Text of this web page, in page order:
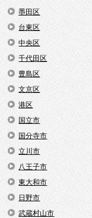
墨田区
台東区
中央区
千代田区
豊島区
文京区
港区
国立市
国分寺市
立川市
八王子市
東大和市
日野市
武蔵村山市